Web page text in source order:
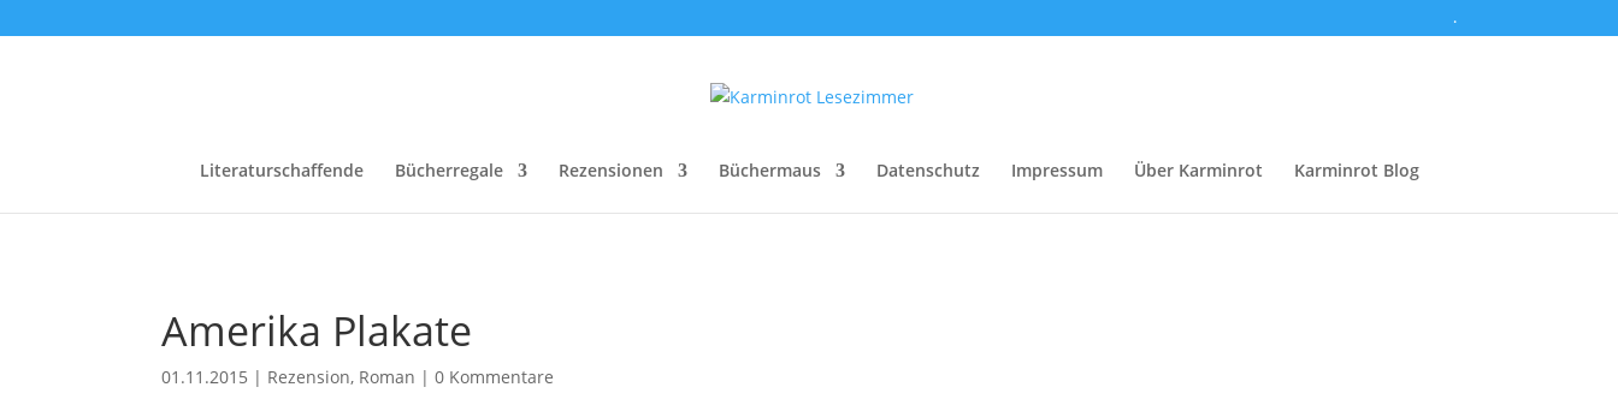
.
Literaturschaffende Bücherregale Rezensionen Büchermaus Datenschutz Impressum Über Karminrot Karminrot Blog
Amerika Plakate
01.11.2015 | Rezension, Roman |0 Kommentare